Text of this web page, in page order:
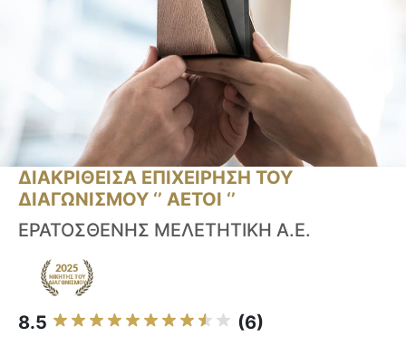
ΔΙΑΚΡΙΘΕΙΣΑ ΕΠΙΧΕΙΡΗΣΗ ΤΟΥ
ΔΙΑΓΩΝΙΣΜΟΥ ‘’ ΑΕΤΟΙ ‘’
ΕΡΑΤΟΣΘΕΝΗΣ ΜΕΛΕΤΗΤΙΚΗ Α.Ε.
8.5 (6)